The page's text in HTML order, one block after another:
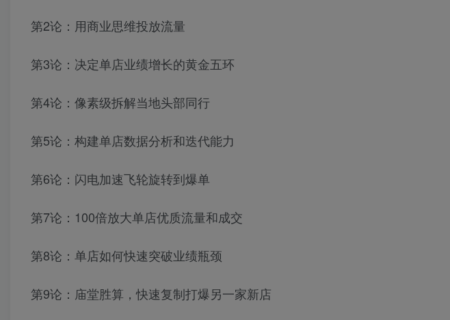
第2论：用商业思维投放流量
第3论：决定单店业绩增长的黄金五环
第4论：像素级拆解当地头部同行
第5论：构建单店数据分析和迭代能力
第6论：闪电加速飞轮旋转到爆单
第7论：100倍放大单店优质流量和成交
第8论：单店如何快速突破业绩瓶颈
第9论：庙堂胜算，快速复制打爆另一家新店